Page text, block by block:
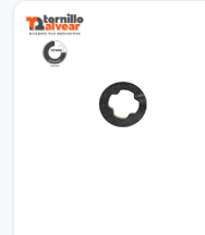
Chico SIN ensamblar)